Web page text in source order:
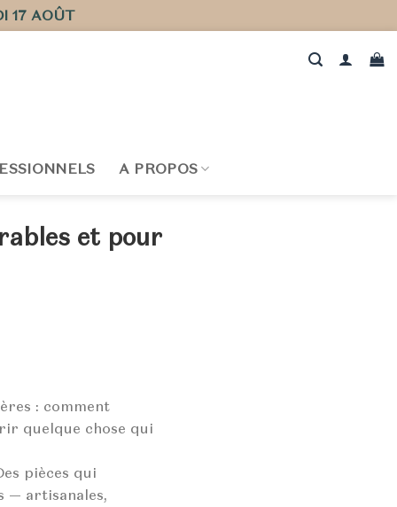
17 AOÛT
A PROPOS
et pour
: comment
quelque chose qui
pièces qui
— artisanales,